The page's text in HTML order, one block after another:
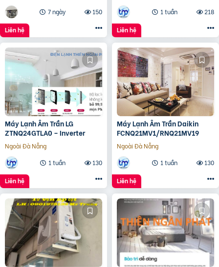
7 ngày
150
Liên hệ
1 tuần
218
Liên hệ
Máy Lạnh Âm Trần LG
ZTNQ24GTLA0 – Inverter
Ngoài Đà Nẵng
1 tuần
130
Liên hệ
Máy Lạnh Âm Trần Daikin
FCNQ21MV1/RNQ21MV19
Ngoài Đà Nẵng
1 tuần
130
Liên hệ